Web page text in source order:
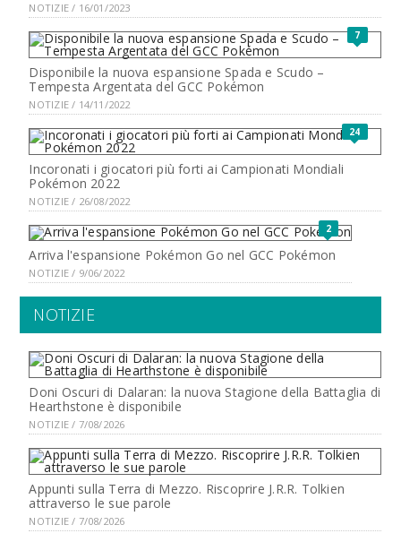
NOTIZIE / 16/01/2023
7
Disponibile la nuova espansione Spada e Scudo –
Tempesta Argentata del GCC Pokémon
NOTIZIE / 14/11/2022
24
Incoronati i giocatori più forti ai Campionati Mondiali
Pokémon 2022
NOTIZIE / 26/08/2022
2
Arriva l'espansione Pokémon Go nel GCC Pokémon
NOTIZIE / 9/06/2022
NOTIZIE
Doni Oscuri di Dalaran: la nuova Stagione della Battaglia di
Hearthstone è disponibile
NOTIZIE / 7/08/2026
Appunti sulla Terra di Mezzo. Riscoprire J.R.R. Tolkien
attraverso le sue parole
NOTIZIE / 7/08/2026